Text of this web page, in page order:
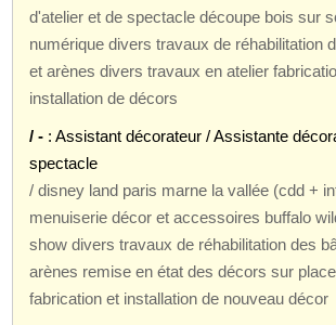
d'atelier et de spectacle découpe bois sur
numérique divers travaux de réhabilitation
et arènes divers travaux en atelier
installation de décors
/ - : Assistant décorateur / Assistante
spectacle
/ disney land paris marne la vallée (cdd +
menuiserie décor et accessoires buffalo
show divers travaux de réhabilitation des
arènes remise en état des décors sur
fabrication et installation de nouveau décor